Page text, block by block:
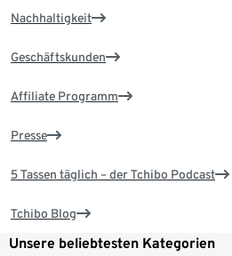
Nachhaltigkeit
Geschäftskunden
Affiliate Programm
Presse
5 Tassen täglich – der Tchibo Podcast
Tchibo Blog
Unsere beliebtesten Kategorien